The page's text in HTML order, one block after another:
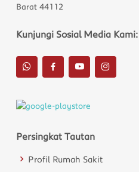
Barat 44112
Kunjungi Sosial Media Kami:
Persingkat Tautan
Profil Rumah Sakit